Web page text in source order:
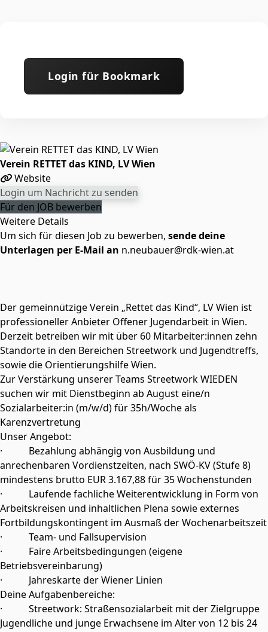
Login für Bookmark
Verein RETTET das KIND, LV Wien
Website
Login um Nachricht zu senden
Für den JOB bewerben
Weitere Details
Um sich für diesen Job zu bewerben, sende deine
Unterlagen per E-Mail an n.neubauer@rdk-wien.at
Der gemeinnützige Verein „Rettet das Kind“, LV Wien ist
professioneller Anbieter Offener Jugendarbeit in Wien.
Derzeit betreiben wir mit über 60 Mitarbeiter:innen zehn
Standorte in den Bereichen Streetwork und Jugendtreffs,
sowie die Orientierungshilfe Wien.
Zur Verstärkung unserer Teams Streetwork WIEDEN
suchen wir mit Dienstbeginn ab August eine/n
Sozialarbeiter:in (m/w/d) für 35h/Woche als
Karenzvertretung
Unser Angebot:
· Bezahlung abhängig von Ausbildung und
anrechenbaren Vordienstzeiten, nach SWÖ-KV (Stufe 8)
mindestens brutto EUR 3.167,88 für 35 Wochenstunden
· Laufende fachliche Weiterentwicklung in Form von
Arbeitskreisen und inhaltlichen Plena sowie externes
Fortbildungskontingent im Ausmaß der Wochenarbeitszeit
· Team- und Fallsupervision
· Faire Arbeitsbedingungen (eigene
Betriebsvereinbarung)
· Jahreskarte der Wiener Linien
Deine Aufgabenbereiche:
· Streetwork: Straßensozialarbeit mit der Zielgruppe
Jugendliche und junge Erwachsene im Alter von 12 bis 24